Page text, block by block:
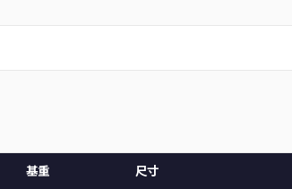
基重 尺寸